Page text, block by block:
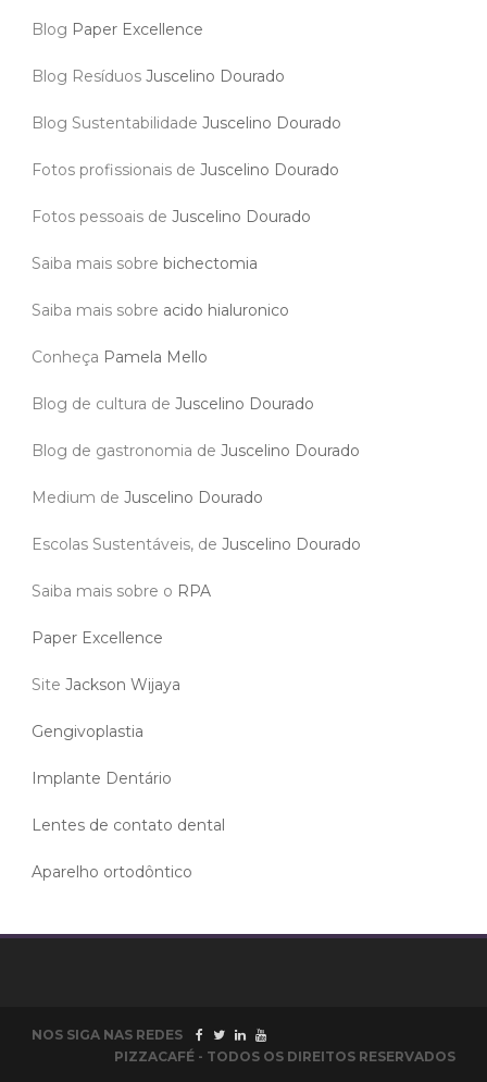
Blog Paper Excellence
Blog Resíduos Juscelino Dourado
Blog Sustentabilidade Juscelino Dourado
Fotos profissionais de Juscelino Dourado
Fotos pessoais de Juscelino Dourado
Saiba mais sobre bichectomia
Saiba mais sobre acido hialuronico
Conheça Pamela Mello
Blog de cultura de Juscelino Dourado
Blog de gastronomia de Juscelino Dourado
Medium de Juscelino Dourado
Escolas Sustentáveis, de Juscelino Dourado
Saiba mais sobre o RPA
Paper Excellence
Site Jackson Wijaya
Gengivoplastia
Implante Dentário
Lentes de contato dental
Aparelho ortodôntico
NOS SIGA NAS REDES
PIZZACAFÉ - TODOS OS DIREITOS RESERVADOS